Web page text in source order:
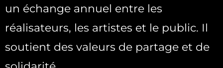
un échange annuel entre les
réalisateurs, les artistes et le public. Il
soutient des valeurs de partage et de